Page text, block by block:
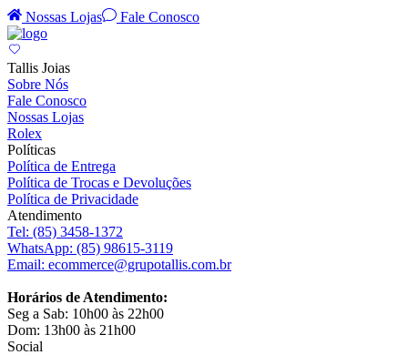
Nossas Lojas Fale Conosco
Tallis Joias
Sobre Nós
Fale Conosco
Nossas Lojas
Rolex
Políticas
Política de Entrega
Política de Trocas e Devoluções
Política de Privacidade
Atendimento
Tel: (85) 3458-1372
WhatsApp: (85) 98615-3119
Email: ecommerce@grupotallis.com.br
Horários de Atendimento:
Seg a Sab: 10h00 às 22h00
Dom: 13h00 às 21h00
Social